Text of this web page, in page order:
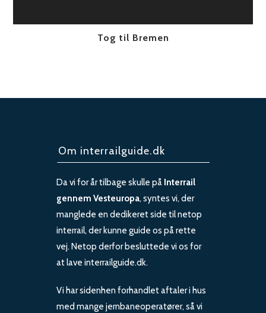
Tog til Bremen
Om interrailguide.dk
Da vi for år tilbage skulle på Interrail
gennem Vesteuropa, syntes vi, der
manglede en dedikeret side til netop
interrail, der kunne guide os på rette
vej. Netop derfor besluttede vi os for
at lave interrailguide.dk.
Vi har sidenhen forhandlet aftaler i hus
med mange jernbaneoperatører, så vi